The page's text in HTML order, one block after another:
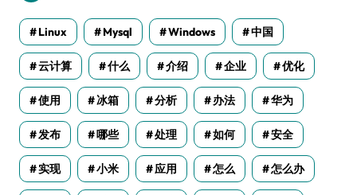
Linux Mysql Windows 中国
云计算 什么 介绍 企业 优化
使用 冰箱 分析 办法 华为
发布 哪些 处理 如何 安全
实现 小米 应用 怎么 怎么办